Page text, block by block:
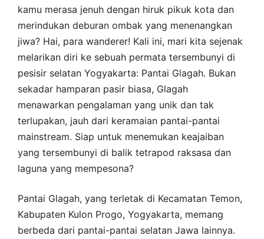
kamu merasa jenuh dengan hiruk pikuk kota dan
merindukan deburan ombak yang menenangkan
jiwa? Hai, para wanderer! Kali ini, mari kita sejenak
melarikan diri ke sebuah permata tersembunyi di
pesisir selatan Yogyakarta: Pantai Glagah. Bukan
sekadar hamparan pasir biasa, Glagah
menawarkan pengalaman yang unik dan tak
terlupakan, jauh dari keramaian pantai-pantai
mainstream. Siap untuk menemukan keajaiban
yang tersembunyi di balik tetrapod raksasa dan
laguna yang mempesona?
Pantai Glagah, yang terletak di Kecamatan Temon,
Kabupaten Kulon Progo, Yogyakarta, memang
berbeda dari pantai-pantai selatan Jawa lainnya.